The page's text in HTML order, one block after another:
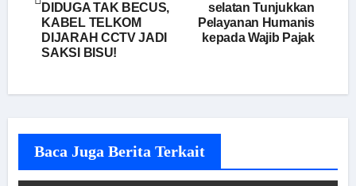
DIDUGA TAK BECUS,
KABEL TELKOM
DIJARAH CCTV JADI
SAKSI BISU!
selatan Tunjukkan
Pelayanan Humanis
kepada Wajib Pajak
Baca Juga Berita Terkait